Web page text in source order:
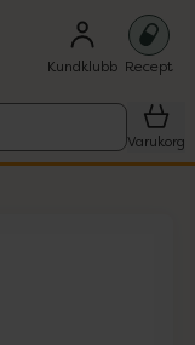
Kundklubb Recept
Varukorg